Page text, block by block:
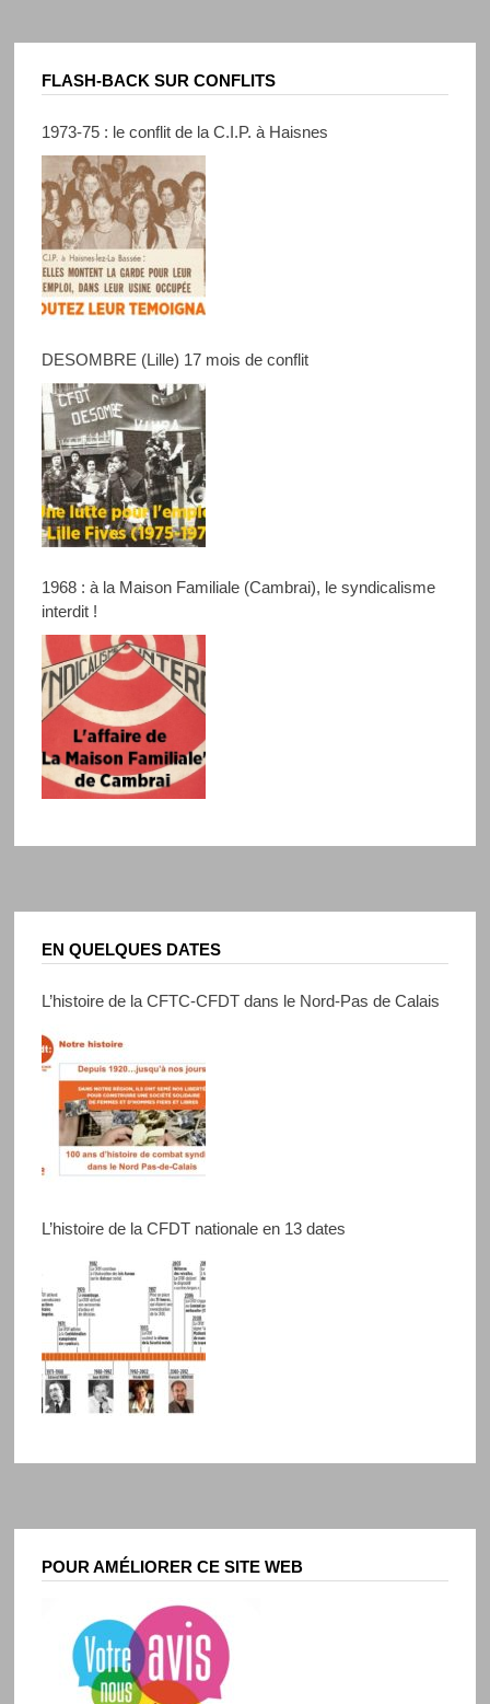
FLASH-BACK SUR CONFLITS
1973-75 : le conflit de la C.I.P. à Haisnes
DESOMBRE (Lille) 17 mois de conflit
1968 : à la Maison Familiale (Cambrai), le syndicalisme
interdit !
EN QUELQUES DATES
L’histoire de la CFTC-CFDT dans le Nord-Pas de Calais
L’histoire de la CFDT nationale en 13 dates
POUR AMÉLIORER CE SITE WEB